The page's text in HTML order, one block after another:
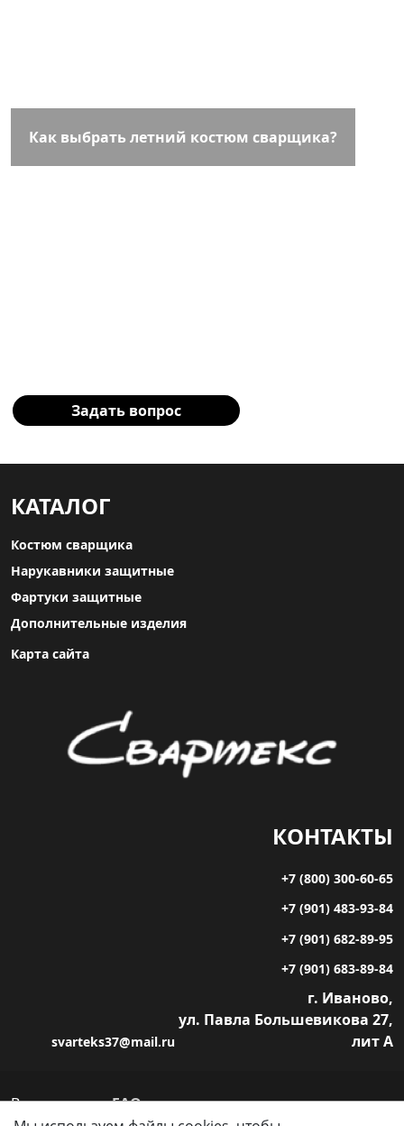
Как выбрать летний костюм сварщика?
Задать вопрос
КАТАЛОГ
Костюм сварщика
Нарукавники защитные
Фартуки защитные
Дополнительные изделия
Карта сайта
КОНТАКТЫ
+7 (800) 300-60-65
+7 (901) 483-93-84
+7 (901) 682-89-95
+7 (901) 683-89-84
svarteks37@mail.ru
г. Иваново,
ул. Павла Большевикова 27,
лит А
Все права
FAQ